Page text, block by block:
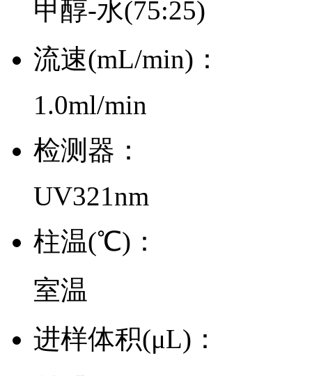
甲醇-水(75:25)
流速(mL/min)：
1.0ml/min
检测器：
UV321nm
柱温(℃)：
室温
进样体积(μL)：